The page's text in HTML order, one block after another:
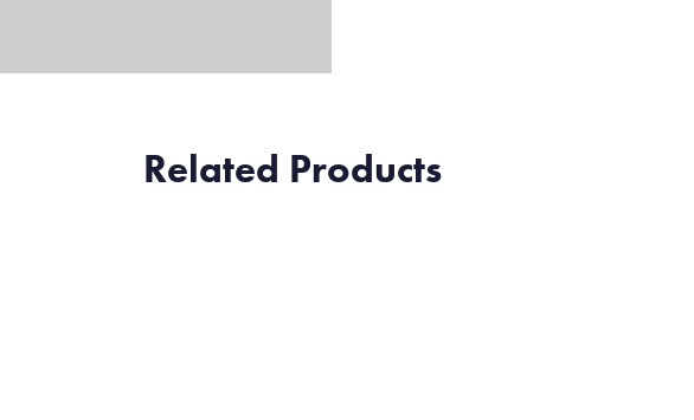
Related Products